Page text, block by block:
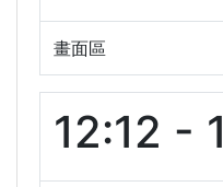
畫面區
12:12 -